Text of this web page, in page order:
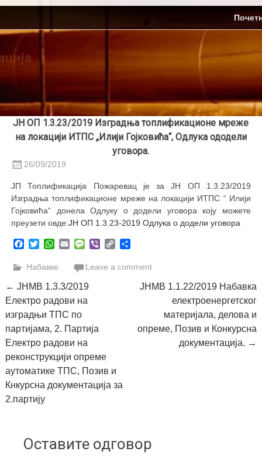
Skip
content
ЈН ОП 1.3.23/2019 Изградња топлификационе мреже
на локацији ИТПС „Илији Гојковића“, Одлука ододели
уговора.
26/09/2019
ЈП Топлификација Пожаревац је за ЈН ОП 1.3.23/2019
Изградња топлификационе мреже на локацији ИТПС “ Илији
Гојковића“ донела Одлуку о додели уговора коју можете
преузети овде:ЈН ОП 1.3.23-2019 Одлука о додели уговора
Facebook
TwitterWhatsApp
EmailMessage
ViberCopy
Набавке Leave a comment
Post
navigation
← ЈНМВ 1.3.3/2019
Електро радови на
изградњи ТПС по
партијама, 2. Партија
Електро радови на
реконструкцији опреме
аутоматике ТПС, Позив и
Кнкурсна документација за
2.партију
ЈНМВ 1.1.22/2019 Набавка
електроенергетског
материјала, делова и
опреме, Позив и Конкурсна
документација. →
Оставите одговор